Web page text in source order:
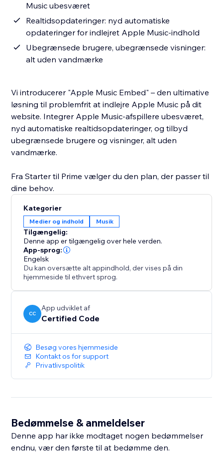
Music ubesværet
Realtidsopdateringer: nyd automatiske
opdateringer for indlejret Apple Music-indhold
Ubegrænsede brugere, ubegrænsede visninger:
alt uden vandmærke
Vi introducerer "Apple Music Embed" – den ultimative
løsning til problemfrit at indlejre Apple Music på dit
website. Integrer Apple Music-afspillere ubesværet,
nyd automatiske realtidsopdateringer, og tilbyd
ubegrænsede brugere og visninger, alt uden
vandmærke.
Fra Starter til Prime vælger du den plan, der passer til
dine behov.
Kategorier
Medier og indhold Musik
Tilgængelig:
Denne app er tilgængelig over hele verden.
App-sprog:
Engelsk
Du kan oversætte alt appindhold, der vises på din
hjemmeside til ethvert sprog.
CC
App udviklet af
Certified Code
Besøg vores hjemmeside
Kontakt os for support
Privatlivspolitik
Bedømmelse & anmeldelser
Denne app har ikke modtaget nogen bedømmelser
endnu, vær den første til at bedømme den.